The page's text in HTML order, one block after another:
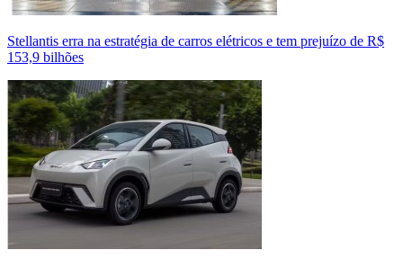
Stellantis erra na estratégia de carros elétricos e tem prejuízo de R$
153,9 bilhões